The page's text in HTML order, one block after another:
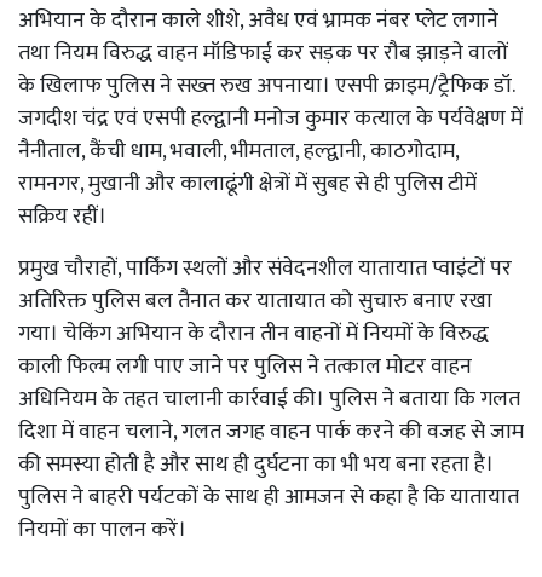
अभियान के दौरान काले शीशे, अवैध एवं भ्रामक नंबर प्लेट लगाने
तथा नियम विरुद्ध वाहन मॉडिफाई कर सड़क पर रौब झाड़ने वालों
के खिलाफ पुलिस ने सख्त रुख अपनाया। एसपी क्राइम/ट्रैफिक डॉ.
जगदीश चंद्र एवं एसपी हल्द्वानी मनोज कुमार कत्याल के पर्यवेक्षण में
नैनीताल, कैंची धाम, भवाली, भीमताल, हल्द्वानी, काठगोदाम,
रामनगर, मुखानी और कालाढूंगी क्षेत्रों में सुबह से ही पुलिस टीमें
सक्रिय रहीं।
प्रमुख चौराहों, पार्किंग स्थलों और संवेदनशील यातायात प्वाइंटों पर
अतिरिक्त पुलिस बल तैनात कर यातायात को सुचारु बनाए रखा
गया। चेकिंग अभियान के दौरान तीन वाहनों में नियमों के विरुद्ध
काली फिल्म लगी पाए जाने पर पुलिस ने तत्काल मोटर वाहन
अधिनियम के तहत चालानी कार्रवाई की। पुलिस ने बताया कि गलत
दिशा में वाहन चलाने, गलत जगह वाहन पार्क करने की वजह से जाम
की समस्या होती है और साथ ही दुर्घटना का भी भय बना रहता है।
पुलिस ने बाहरी पर्यटकों के साथ ही आमजन से कहा है कि यातायात
नियमों का पालन करें।